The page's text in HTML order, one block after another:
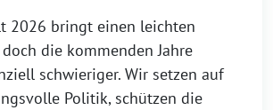
2026 bringt einen leichten
doch die kommenden Jahre
schwieriger. Wir setzen auf
Politik, schützen die